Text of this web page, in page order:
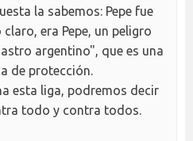
la sabemos: Pepe fue
era Pepe, un peligro
argentino", que es una
de protección.
esta liga, podremos decir
todo y contra todos.